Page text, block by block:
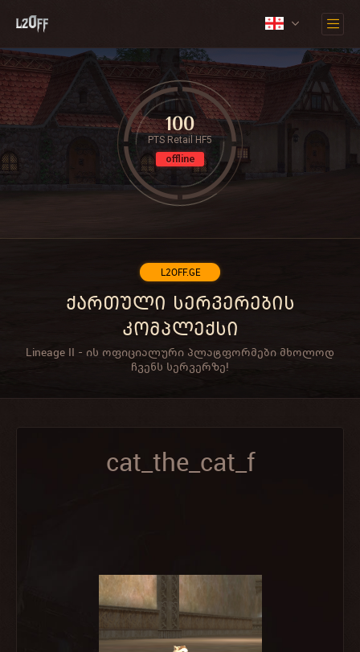
L2OFF.GE
ქართული სერვერების
კომპლექსი
Lineage II - ის ოფიციალური პლატფორმები მხოლოდ
ჩვენს სერვერზე!
100
PTS Retail HF5
offline
cat_the_cat_f